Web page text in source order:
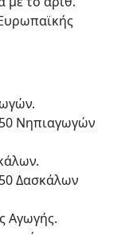
Νηπιαγωγών
Δασκάλων
Αγωγής.